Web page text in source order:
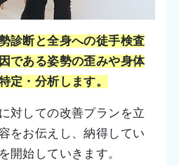
診断と全身への徒手検査
である姿勢の歪みや身体
定・分析します。
対しての改善プランを立
をお伝えし、納得してい
開始していきます。